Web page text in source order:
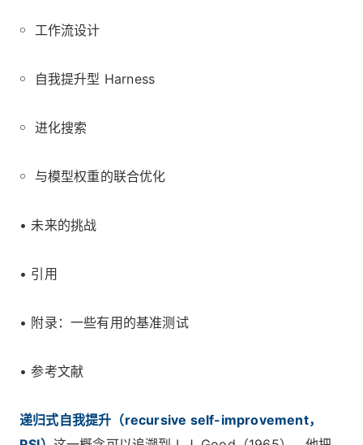
￮ 工作流设计
￮ 自我提升型 Harness
￮ 进化搜索
￮ 与模型权重的联合优化
• 未来的挑战
• 引用
• 附录：一些有用的基准测试
• 参考文献
递归式自我提升（recursive self-improvement，